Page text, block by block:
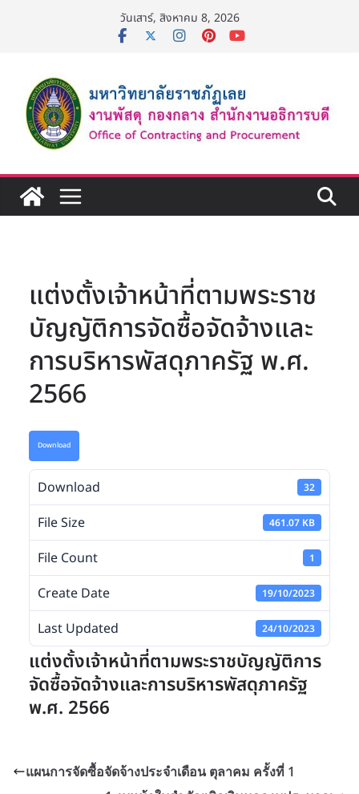
วันเสาร์, สิงหาคม 8, 2026
แต่งตั้งเจ้าหน้าที่ตามพระราช
บัญญัติการจัดซื้อจัดจ้างและ
การบริหารพัสดุภาครัฐ พ.ศ.
2566
Download
Download 32
File Size 461.07 KB
File Count 1
Create Date 19/10/2023
Last Updated 24/10/2023
แต่งตั้งเจ้าหน้าที่ตามพระราชบัญญัติการ
จัดซื้อจัดจ้างและการบริหารพัสดุภาครัฐ
พ.ศ. 2566
แผนการจัดซื้อจัดจ้างประจำเดือน ตุลาคม ครั้งที่ 1